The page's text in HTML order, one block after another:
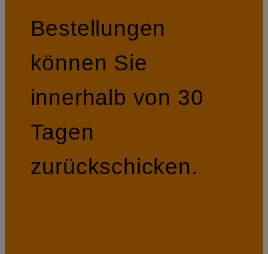
Bestellungen
können Sie
innerhalb von 30
Tagen
zurückschicken.